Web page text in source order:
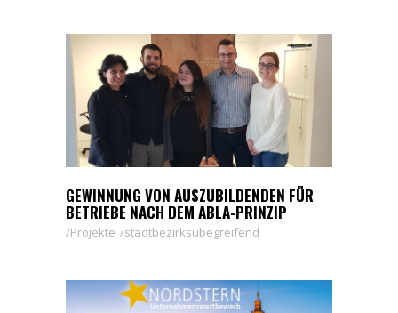
GEWINNUNG VON AUSZUBILDENDEN FÜR
BETRIEBE NACH DEM ABLA-PRINZIP
Projekte stadtbezirksübegreifend